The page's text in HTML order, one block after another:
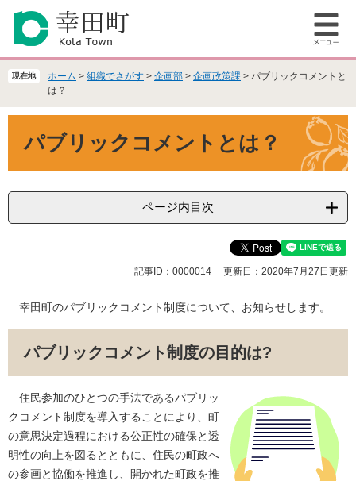
の
で
ー
ば
文
へ
メ
ー
現在地 ホーム > 組織でさがす > 企画部 > 企画政策課 > パブリックコメントと
は？
パブリックコメントとは？
ページ内目次
記事ID：0000014 更新日：2020年7月27日更新
幸田町のパブリックコメント制度について、お知らせします。
パブリックコメント制度の目的は?
​ 住民参加のひとつの手法であるパブリッ
クコメント制度を導入することにより、町
の意思決定過程における公正性の確保と透
明性の向上を図るとともに、住民の町政へ
の参画と協働を推進し、開かれた町政を推